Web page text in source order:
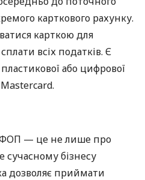
карткового рахунку.
карткою для
всіх податків. Є
або цифрової
ФОП — це не лише про
бізнесу
дозволяє приймати